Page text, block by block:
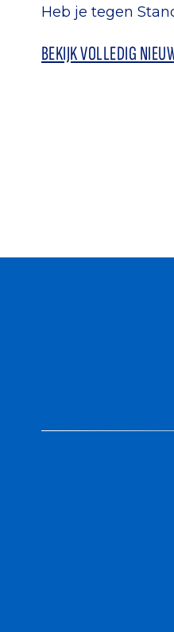
Heb je tegen
BEKIJK VOLLEDIG